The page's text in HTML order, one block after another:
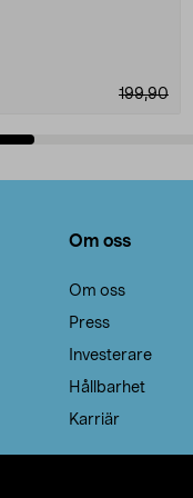
199,90
Om oss
Om oss
Press
Investerare
Hållbarhet
Karriär